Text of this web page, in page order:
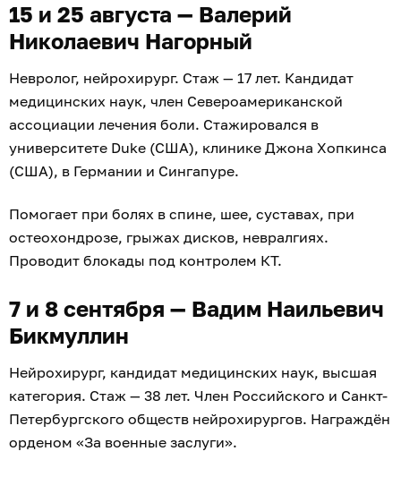
15 и 25 августа — Валерий
Николаевич Нагорный
Невролог, нейрохирург. Стаж — 17 лет. Кандидат
медицинских наук, член Североамериканской
ассоциации лечения боли. Стажировался в
университете Duke (США), клинике Джона Хопкинса
(США), в Германии и Сингапуре.
Помогает при болях в спине, шее, суставах, при
остеохондрозе, грыжах дисков, невралгиях.
Проводит блокады под контролем КТ.
7 и 8 сентября — Вадим Наильевич
Бикмуллин
Нейрохирург, кандидат медицинских наук, высшая
категория. Стаж — 38 лет. Член Российского и Санкт-
Петербургского обществ нейрохирургов. Награждён
орденом «За военные заслуги».